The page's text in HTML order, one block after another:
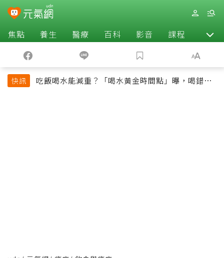
焦點 養生 醫療 百科 影音 課程 退休
快訊
吃飯喝水能減重？「喝水黃金時間點」曝，喝錯時